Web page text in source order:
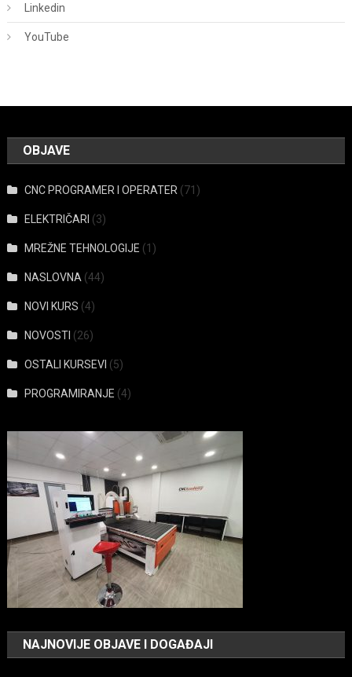
Linkedin
YouTube
OBJAVE
CNC PROGRAMER I OPERATER (71)
ELEKTRIČARI (3)
MREŽNE TEHNOLOGIJE (1)
NASLOVNA (44)
NOVI KURS (4)
NOVOSTI (26)
OSTALI KURSEVI (5)
PROGRAMIRANJE (4)
NAJNOVIJE OBJAVE I DOGAĐAJI